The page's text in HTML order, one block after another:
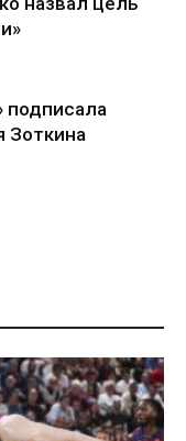
подписала
Зоткина